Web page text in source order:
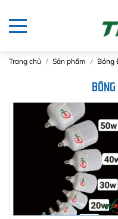
Trang chủ Sản phẩm Bóng